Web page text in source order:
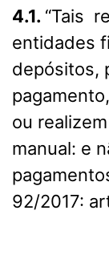
4.1. “Tais
entidades
depósitos,
ou
manual: e
92/2017: